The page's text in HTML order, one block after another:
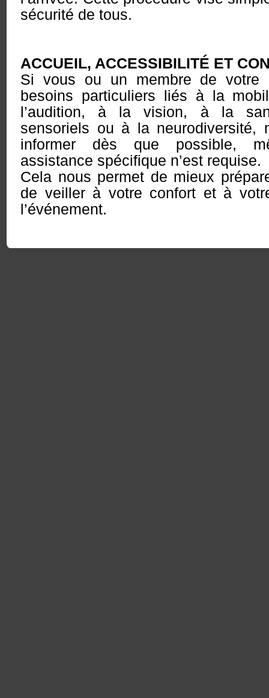
sécurité de tous.
ACCUEIL, ACCESSIBILITÉ ET
Si vous ou un membre de votre
besoins particuliers liés à la
l’audition, à la vision, à la
sensoriels ou à la neurodiversité,
informer dès que possible,
assistance spécifique n’est requise.
Cela nous permet de mieux
de veiller à votre confort et à
l’événement.